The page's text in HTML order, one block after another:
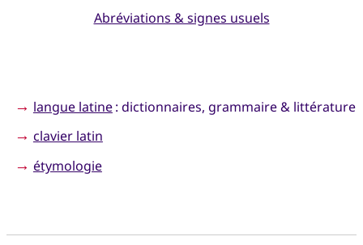
Abréviations & signes usuels
→ langue latine: dictionnaires, grammaire & littérature
→ clavier latin
→ étymologie